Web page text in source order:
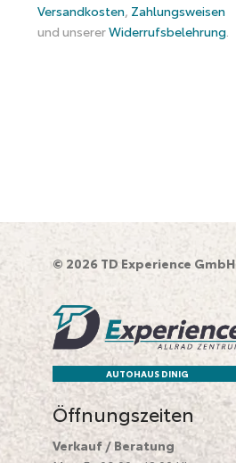
Versandkosten, Zahlungsweisen
und unsererWiderrufsbelehrung.
© 2026 TD Experience GmbH
AUTOHAUS DINIG
Öffnungszeiten
Verkauf / Beratung